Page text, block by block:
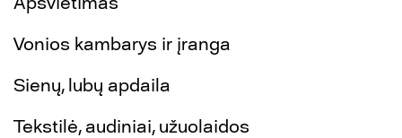
Vonios kambarys ir įranga
Sienų, lubų apdaila
Tekstilė, audiniai, užuolaidos